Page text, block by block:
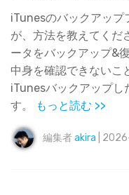
iTunesのバックアップ
が、方法を教えてく
ータをバックアップ&
中身を確認できないこ
iTunesバックアップし
す。
もっと読む >>
編集者akira |